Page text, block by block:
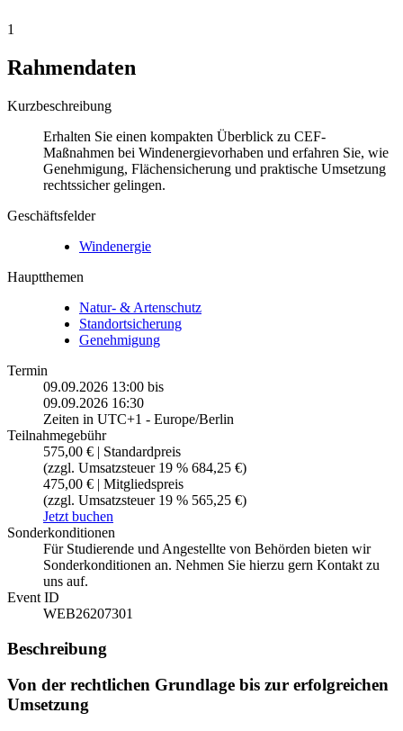
1
Rahmendaten
Kurzbeschreibung
Erhalten Sie einen kompakten Überblick zu CEF-
Maßnahmen bei Windenergievorhaben und erfahren Sie, wie
Genehmigung, Flächensicherung und praktische Umsetzung
rechtssicher gelingen.
Geschäftsfelder
Windenergie
Hauptthemen
Natur- & Artenschutz
Standortsicherung
Genehmigung
Termin
09.09.2026 13:00 bis
09.09.2026 16:30
Zeiten in UTC+1 - Europe/Berlin
Teilnahmegebühr
575,00 € | Standardpreis
(zzgl. Umsatzsteuer 19 % 684,25 €)
475,00 € | Mitgliedspreis
(zzgl. Umsatzsteuer 19 % 565,25 €)
Jetzt buchen
Sonderkonditionen
Für Studierende und Angestellte von Behörden bieten wir
Sonderkonditionen an. Nehmen Sie hierzu gern Kontakt zu
uns auf.
Event ID
WEB26207301
Beschreibung
Von der rechtlichen Grundlage bis zur erfolgreichen
Umsetzung